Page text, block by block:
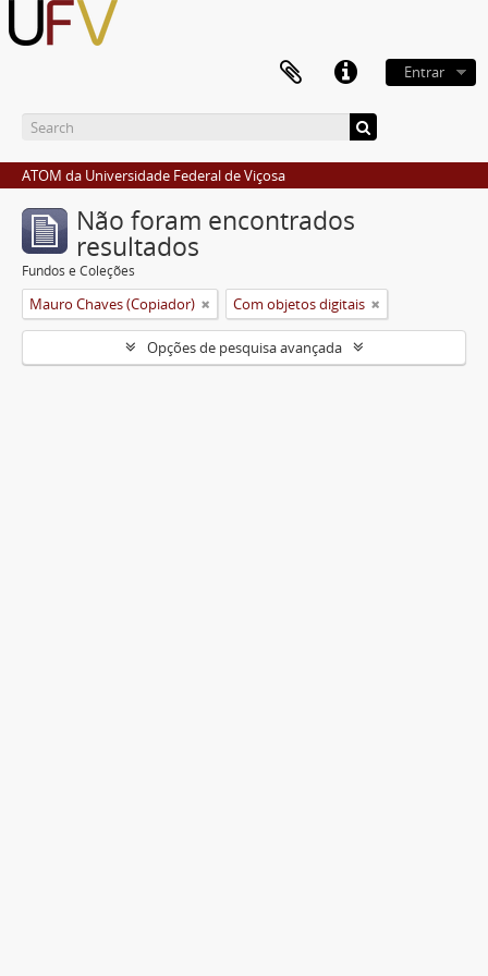
Entrar
ATOM da Universidade Federal de Viçosa
Não foram encontrados
resultados
Fundos e Coleções
Mauro Chaves (Copiador) Com objetos digitais
Opções de pesquisa avançada